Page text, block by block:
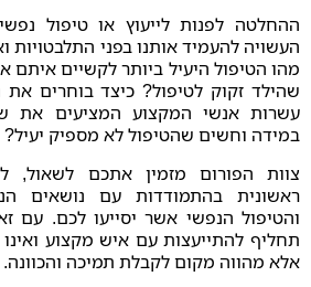
ההחלטה לפנות לייעוץ או טיפול
העשויה להעמיד אותנו בפני התלבטויות
מהו הטיפול היעיל ביותר לקשיים איתם
שהילד זקוק לטיפול? כיצד בוחרים
עשרות אנשי המקצוע המציעים את
במידה וחשים שהטיפול לא מספיק יעיל?
צוות הפורום מזמין אתכם לשאול,
ראשונית בהתמודדות עם נושאים
והטיפול הנפשי אשר יסייעו לכם. עם
תחליף להתייעצות עם איש מקצוע
אלא מהווה מקום לקבלת תמיכה והכוונה.